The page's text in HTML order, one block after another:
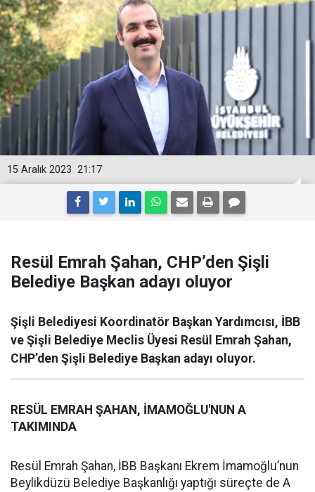
21:17
15 Aralık 2023
Resül Emrah Şahan, CHP’den Şişli
Belediye Başkan adayı oluyor
Şişli Belediyesi Koordinatör Başkan Yardımcısı, İBB
ve Şişli Belediye Meclis Üyesi Resül Emrah Şahan,
CHP’den Şişli Belediye Başkan adayı oluyor.
RESÜL EMRAH ŞAHAN, İMAMOĞLU'NUN A
TAKIMINDA
Resül Emrah Şahan, İBB Başkanı Ekrem İmamoğlu’nun
Beylikdüzü Belediye Başkanlığı yaptığı süreçte de A